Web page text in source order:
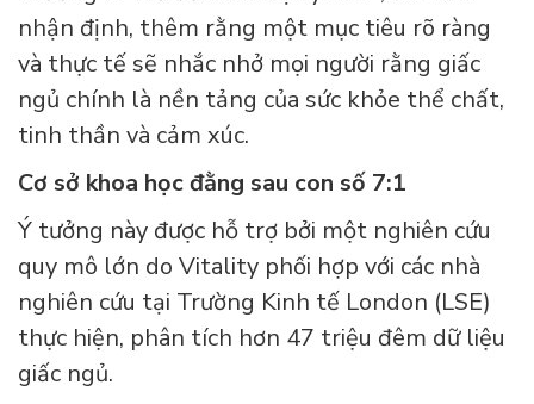
nhận định, thêm rằng một mục tiêu rõ ràng
và thực tế sẽ nhắc nhở mọi người rằng giấc
ngủ chính là nền tảng của sức khỏe thể chất,
tinh thần và cảm xúc.
Cơ sở khoa học đằng sau con số 7:1
Ý tưởng này được hỗ trợ bởi một nghiên cứu
quy mô lớn do Vitality phối hợp với các nhà
nghiên cứu tại Trường Kinh tế London (LSE)
thực hiện, phân tích hơn 47 triệu đêm dữ liệu
giấc ngủ.